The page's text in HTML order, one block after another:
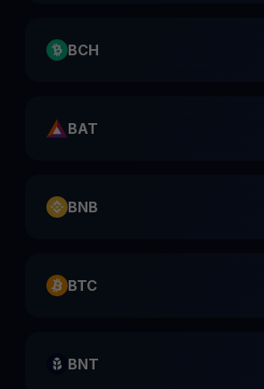
BCH
BAT
BNB
BTC
BNT